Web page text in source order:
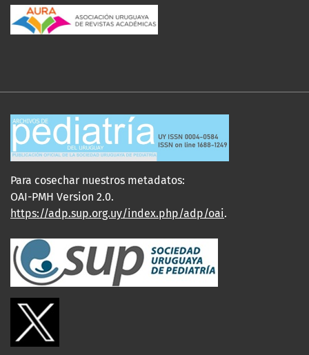
Para cosechar nuestros metadatos:
OAI-PMH Version 2.0.
https://adp.sup.org.uy/index.php/adp/oai.